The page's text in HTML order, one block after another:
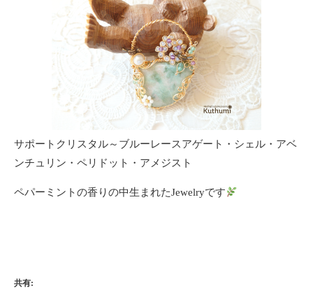
サポートクリスタル～ブルーレースアゲート・シェル・アベ
ンチュリン・ペリドット・アメジスト
ペパーミントの香りの中生まれたJewelryです
共有: